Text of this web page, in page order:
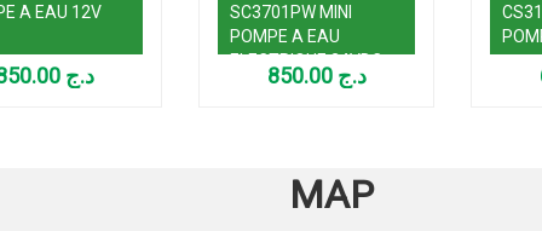
A EAU 12V
د.ج 850.00
SC3701PW MINI
POMPE A EAU
ELECTRIQUE 24VDC
د.ج 850.00
MAP